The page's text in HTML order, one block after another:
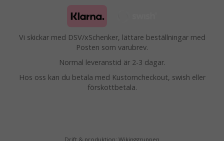
Vi skickar med DSV/xSchenker, lättare beställningar med
Posten som varubrev.
Normal leveranstid är 2-3 dagar.
Hos oss kan du betala med Kustomcheckout, swish eller
förskottbetala.
Drift & produktion: Wikinggruppen